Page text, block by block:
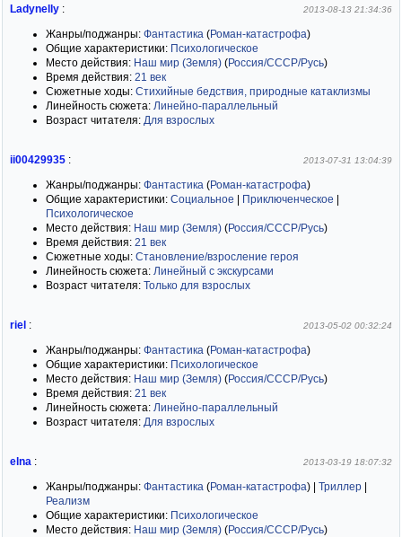
Ladynelly : 2013-08-13 21:34:36
Жанры/поджанры: Фантастика (Роман-катастрофа)
Общие характеристики: Психологическое
Место действия: Наш мир (Земля) (Россия/СССР/Русь)
Время действия: 21 век
Сюжетные ходы: Стихийные бедствия, природные катаклизмы
Линейность сюжета: Линейно-параллельный
Возраст читателя: Для взрослых
ii00429935 : 2013-07-31 13:04:39
Жанры/поджанры: Фантастика (Роман-катастрофа)
Общие характеристики: Социальное Приключенческое
Психологическое
Место действия: Наш мир (Земля) (Россия/СССР/Русь)
Время действия: 21 век
Сюжетные ходы: Становление/взросление героя
Линейность сюжета: Линейный с экскурсами
Возраст читателя: Только для взрослых
riel : 2013-05-02 00:32:24
Жанры/поджанры: Фантастика (Роман-катастрофа)
Общие характеристики: Психологическое
Место действия: Наш мир (Земля) (Россия/СССР/Русь)
Время действия: 21 век
Линейность сюжета: Линейно-параллельный
Возраст читателя: Для взрослых
elna : 2013-03-19 18:07:32
Жанры/поджанры: Фантастика (Роман-катастрофа) Триллер
Реализм
Общие характеристики: Психологическое
Место действия: Наш мир (Земля) (Россия/СССР/Русь)